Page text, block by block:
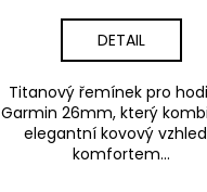
DETAIL
Titanový řemínek pro
Garmin 26mm, který
elegantní kovový
komfortem...